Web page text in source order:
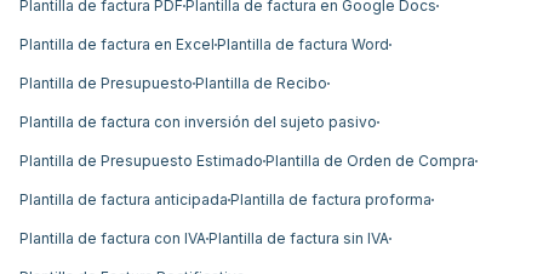
Plantilla de factura PDF Plantilla de factura en Google Docs
Plantilla de factura en Excel Plantilla de factura Word
Plantilla de Presupuesto Plantilla de Recibo
Plantilla de factura con inversión del sujeto pasivo
Plantilla de Presupuesto Estimado Plantilla de Orden de Compra
Plantilla de factura anticipada Plantilla de factura proforma
Plantilla de factura con IVA Plantilla de factura sin IVA